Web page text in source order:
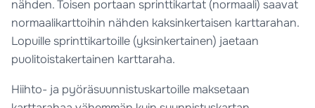
nähden. Toisen portaan sprinttikartat (normaali) saavat
normaalikarttoihin nähden kaksinkertaisen karttarahan.
Lopuille sprinttikartoille (yksinkertainen) jaetaan
puolitoistakertainen karttaraha.
Hiihto- ja pyöräsuunnistuskartoille maksetaan